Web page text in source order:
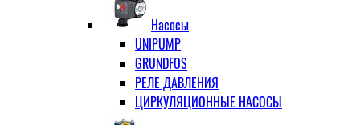
Ниппель прямой
Ниппель-переходник
Переходник ВН
Переходник НВ (футорка)
Сгон
Насосы
UNIPUMP
GRUNDFOS
РЕЛЕ ДАВЛЕНИЯ
ЦИРКУЛЯЦИОННЫЕ НАСОСЫ